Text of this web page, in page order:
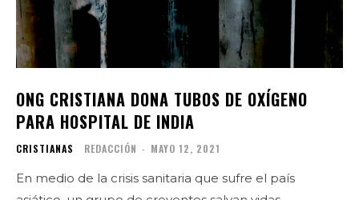
ONG CRISTIANA DONA TUBOS DE OXÍGENO
PARA HOSPITAL DE INDIA
CRISTIANAS REDACCIÓN - MAYO 12, 2021
En medio de la crisis sanitaria que sufre el país